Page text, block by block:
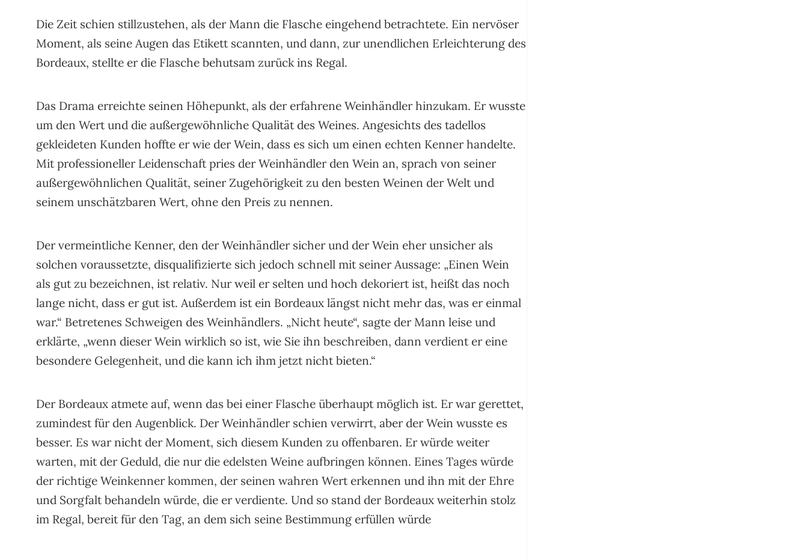
Die Zeit schien stillzustehen, als der Mann die Flasche eingehend betrachtete. Ein nervöser
Moment, als seine Augen das Etikett scannten, und dann, zur unendlichen Erleichterung des
Bordeaux, stellte er die Flasche behutsam zurück ins Regal.
Das Drama erreichte seinen Höhepunkt, als der erfahrene Weinhändler hinzukam. Er wusste
um den Wert und die außergewöhnliche Qualität des Weines. Angesichts des tadellos
gekleideten Kunden hoffte er wie der Wein, dass es sich um einen echten Kenner handelte.
Mit professioneller Leidenschaft pries der Weinhändler den Wein an, sprach von seiner
außergewöhnlichen Qualität, seiner Zugehörigkeit zu den besten Weinen der Welt und
seinem unschätzbaren Wert, ohne den Preis zu nennen.
Der vermeintliche Kenner, den der Weinhändler sicher und der Wein eher unsicher als
solchen voraussetzte, disqualifizierte sich jedoch schnell mit seiner Aussage: „Einen Wein
als gut zu bezeichnen, ist relativ. Nur weil er selten und hoch dekoriert ist, heißt das noch
lange nicht, dass er gut ist. Außerdem ist ein Bordeaux längst nicht mehr das, was er einmal
war.“ Betretenes Schweigen des Weinhändlers. „Nicht heute“, sagte der Mann leise und
erklärte, „wenn dieser Wein wirklich so ist, wie Sie ihn beschreiben, dann verdient er eine
besondere Gelegenheit, und die kann ich ihm jetzt nicht bieten.“
Der Bordeaux atmete auf, wenn das bei einer Flasche überhaupt möglich ist. Er war gerettet,
zumindest für den Augenblick. Der Weinhändler schien verwirrt, aber der Wein wusste es
besser. Es war nicht der Moment, sich diesem Kunden zu offenbaren. Er würde weiter
warten, mit der Geduld, die nur die edelsten Weine aufbringen können. Eines Tages würde
der richtige Weinkenner kommen, der seinen wahren Wert erkennen und ihn mit der Ehre
und Sorgfalt behandeln würde, die er verdiente. Und so stand der Bordeaux weiterhin stolz
im Regal, bereit für den Tag, an dem sich seine Bestimmung erfüllen würde